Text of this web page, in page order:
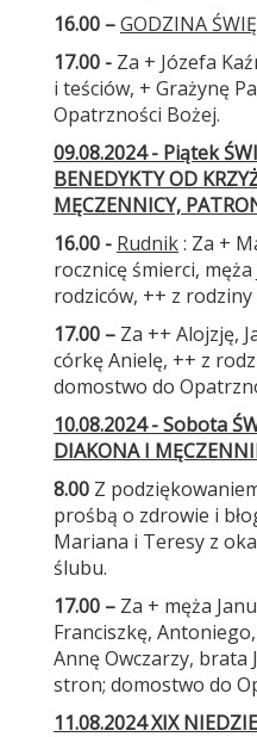
16.00 –GODZINA
17.00 - Za + Józefa
i teściów, + Grażynę
Opatrzności Bożej.
09.08.2024 - Piątek
BENEDYKTY OD
MĘCZENNICY,
16.00 - Rudnik: Za +
rocznicę śmierci,
rodziców, ++ z rodziny
17.00 – Za ++ Alojzję,
córkę Anielę, ++ z
domostwo do
10.08.2024 - Sobota
DIAKONA I
8.00 Z
prośbą o zdrowie i
Mariana i Teresy z
ślubu.
17.00 – Za + męża
Franciszkę,
Annę Owczarzy, brata
stron; domostwo do
11.08.2024 XIX